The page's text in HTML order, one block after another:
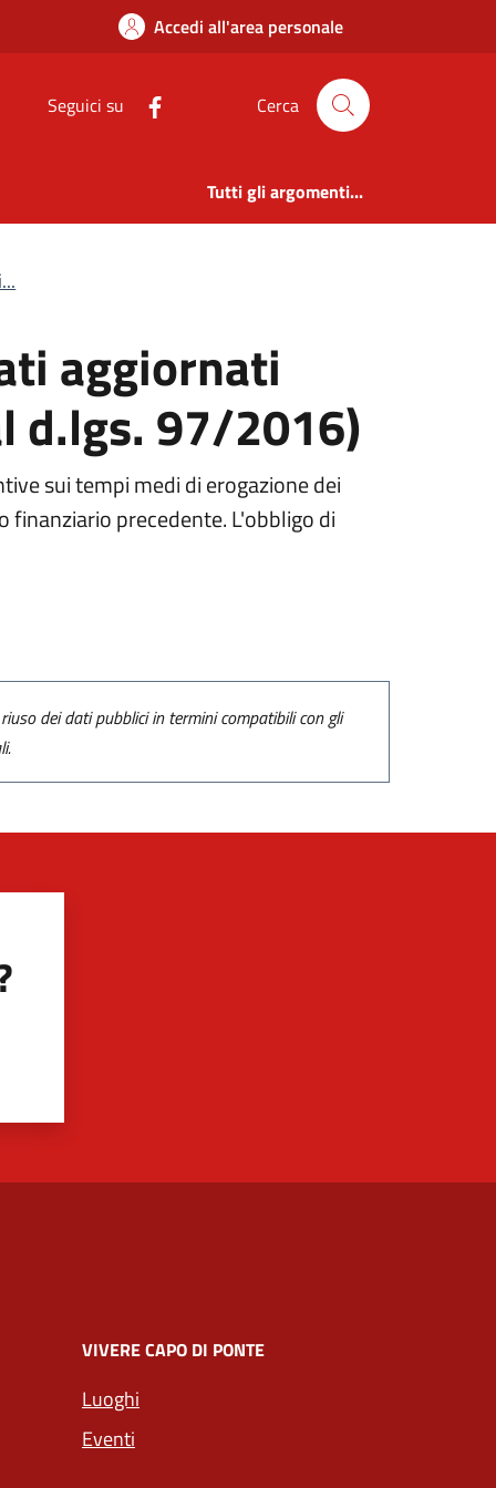
aggiornati fino
Accedi all'area personale
Seguici su Cerca
Tutti gli argomenti...
aggiornati
d.lgs. 97/2016)
sui tempi medi di erogazione dei
finanziario precedente. L'obbligo di
dei dati pubblici in termini compatibili con gli
VIVERE CAPO DI PONTE
Luoghi
Eventi